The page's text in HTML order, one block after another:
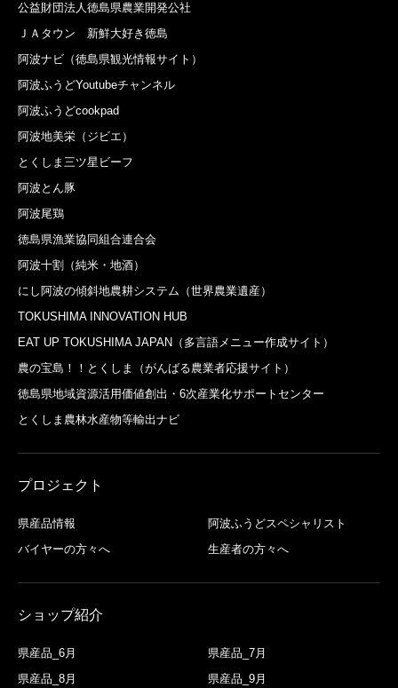
公益財団法人徳島県農業開発公社
ＪＡタウン 新鮮大好き徳島
阿波ナビ（徳島県観光情報サイト）
阿波ふうどYoutubeチャンネル
阿波ふうどcookpad
阿波地美栄（ジビエ）
とくしま三ツ星ビーフ
阿波とん豚
阿波尾鶏
徳島県漁業協同組合連合会
阿波十割（純米・地酒）
にし阿波の傾斜地農耕システム（世界農業遺産）
TOKUSHIMA INNOVATION HUB
EAT UP TOKUSHIMA JAPAN（多言語メニュー作成サイト）
農の宝島！！とくしま（がんばる農業者応援サイト）
徳島県地域資源活用価値創出・6次産業化サポートセンター
とくしま農林水産物等輸出ナビ
プロジェクト
県産品情報
阿波ふうどスペシャリスト
バイヤーの方々へ
生産者の方々へ
ショップ紹介
県産品_6月
県産品_7月
県産品_8月
県産品_9月